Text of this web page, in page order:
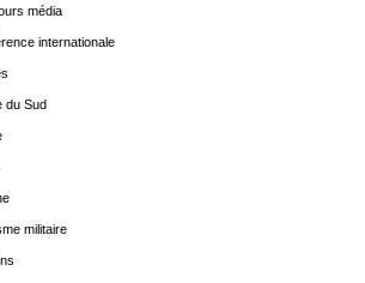
média
internationale
du Sud
militaire